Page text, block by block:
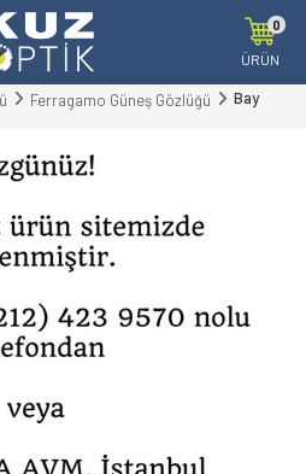
0
ÜRÜN
Ferragamo Güneş Gözlüğü Bay